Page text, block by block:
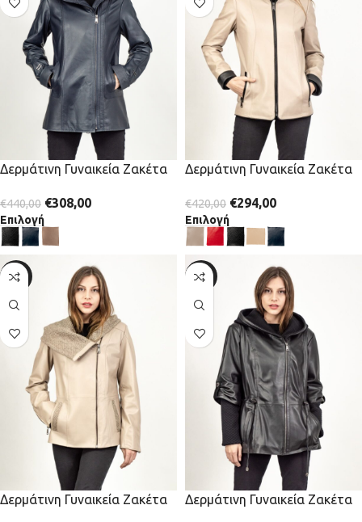
Δερμάτινη Γυναικεία Ζακέτα
€440,00 €308,00
Επιλογή
Δερμάτινη Γυναικεία Ζακέτα
€420,00 €294,00
Επιλογή
-30%
Δερμάτινη Γυναικεία Ζακέτα
-30%
Δερμάτινη Γυναικεία Ζακέτα